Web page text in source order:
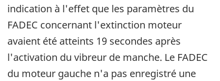
indication à l'effet que les paramètres du
FADEC concernant l'extinction moteur
avaient été atteints 19 secondes après
l'activation du vibreur de manche. Le FADEC
du moteur gauche n'a pas enregistré une